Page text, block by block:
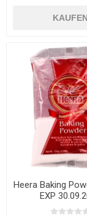
KAUFEN
Heera Baking
EXP